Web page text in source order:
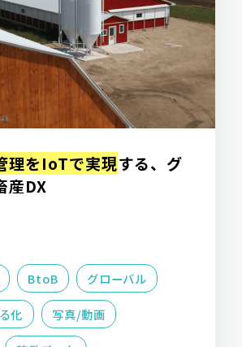
理をIoTで実現する、グ
産DX
BtoB グローバル
化 写真/動画